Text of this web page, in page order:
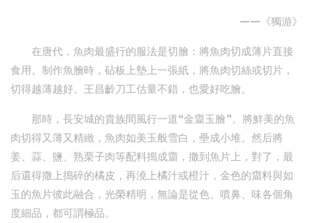
——《獨游》
在唐代，魚肉最盛行的服法是切膾：將魚肉切成薄片直接
食用。制作魚膾時，砧板上墊上一張紙，將魚肉切絲或切片，
切得越薄越好。王昌齡刀工估量不錯，也愛好吃膾。
那時，長安城的貴族間風行一道“金齏玉膾”。將鮮美的魚
肉切得又薄又精緻，魚肉如美玉般雪白，壘成小堆。然后將
姜、蒜、鹽、熟栗子肉等配料搗成齏，撒到魚片上，對了，最
后還得撒上搗碎的橘皮，再澆上橘汁或橙汁，金色的齏料與如
玉的魚片彼此融合，光榮精明，無論是從色、噴鼻、味各個角
度細品，都可謂極品。